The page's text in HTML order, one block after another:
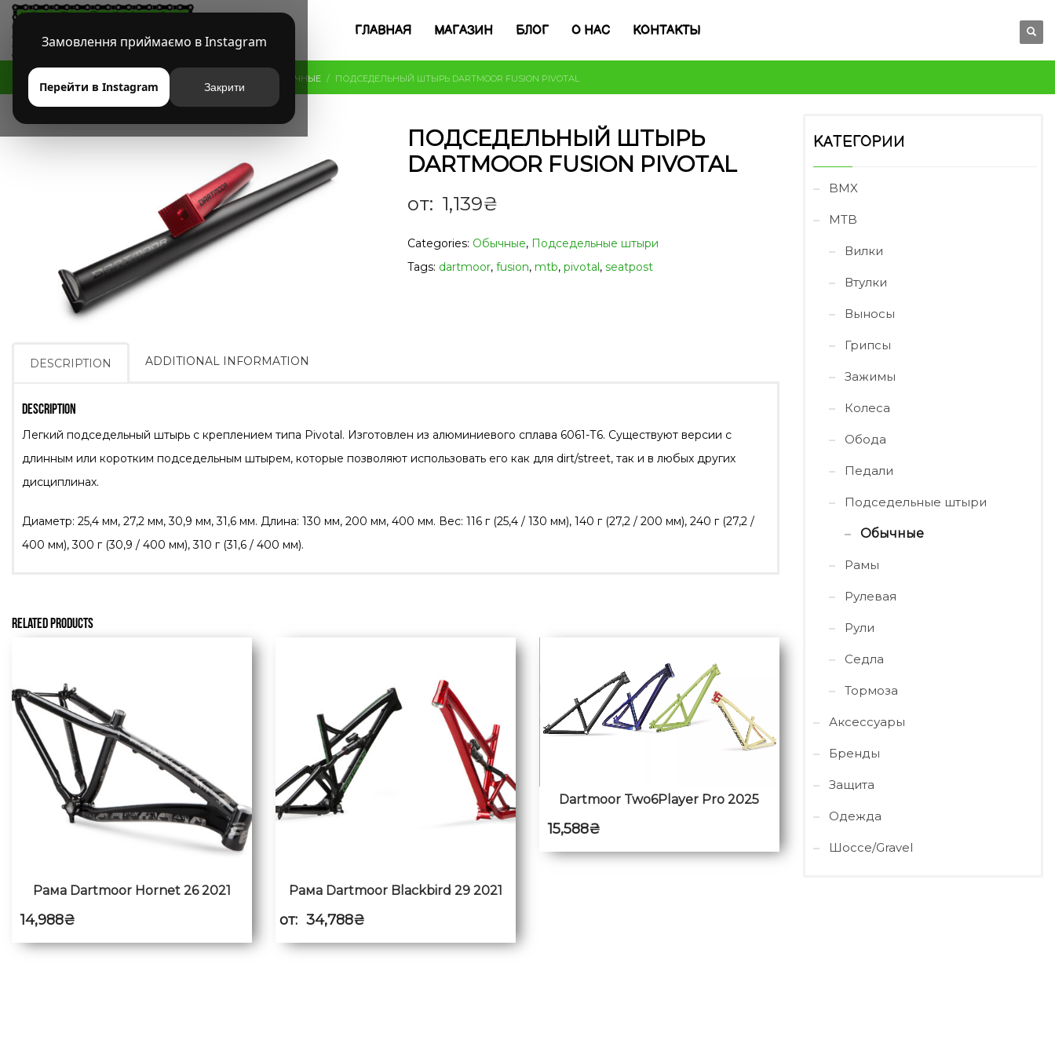
Замовлення приймаємо в Instagram
Перейти в Instagram Закрити
ГЛАВНАЯ МАГАЗИН БЛОГ О НАС КОНТАКТЫ
HOME ПОДСЕДЕЛЬНЫЕ ШТЫРИ ОБЫЧНЫЕ ПОДСЕДЕЛЬНЫЙ ШТЫРЬ DARTMOOR FUSION PIVOTAL
ПОДСЕДЕЛЬНЫЙ ШТЫРЬ
DARTMOOR FUSION PIVOTAL
от: 1,139₴
Categories: Обычные, Подседельные штыри
Tags: dartmoor, fusion, mtb, pivotal, seatpost
DESCRIPTION ADDITIONAL INFORMATION
DESCRIPTION
Легкий подседельный штырь с креплением типа Pivotal. Изготовлен из алюминиевого сплава 6061-Т6. Существуют версии с
длинным или коротким подседельным штырем, которые позволяют использовать его как для dirt/street, так и в любых других
дисциплинах.
Диаметр: 25,4 мм, 27,2 мм, 30,9 мм, 31,6 мм. Длина: 130 мм, 200 мм, 400 мм. Вес: 116 г (25,4 / 130 мм), 140 г (27,2 / 200 мм), 240 г (27,2 /
400 мм), 300 г (30,9 / 400 мм), 310 г (31,6 / 400 мм).
RELATED PRODUCTS
Рама Dartmoor Hornet 26 2021
14,988₴
Рама Dartmoor Blackbird 29 2021
от: 34,788₴
Dartmoor Two6Player Pro 2025
15,588₴
КАТЕГОРИИ
BMX
MTB
Вилки
Втулки
Выносы
Грипсы
Зажимы
Колеса
Обода
Педали
Подседельные штыри
Обычные
Рамы
Рулевая
Рули
Седла
Тормоза
Аксессуары
Бренды
Защита
Одежда
Шоссе/Gravel